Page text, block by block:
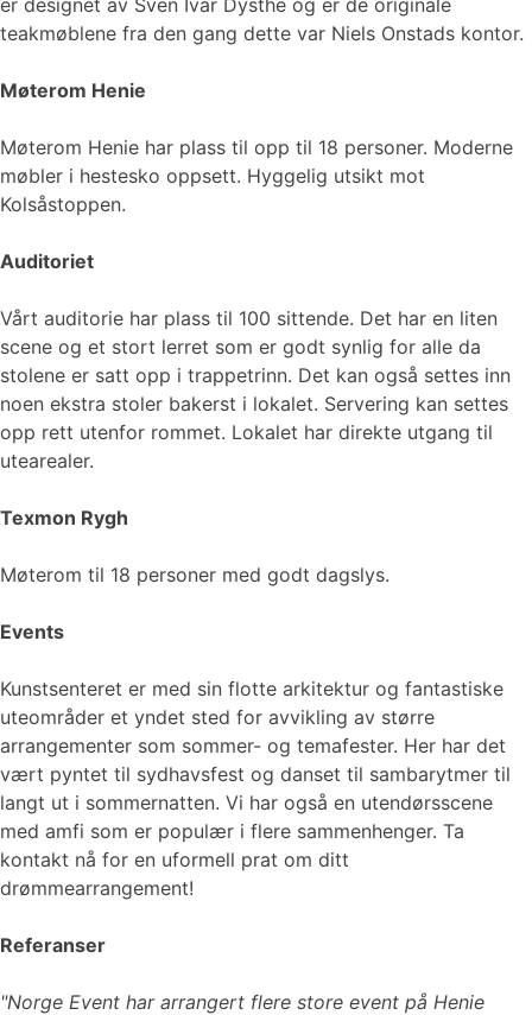
teakmøblene fra den gang dette var Niels Onstads kontor.
Møterom Henie
Møterom Henie har plass til opp til 18 personer. Moderne
møbler i hestesko oppsett. Hyggelig utsikt mot
Kolsåstoppen.
Auditoriet
Vårt auditorie har plass til 100 sittende. Det har en liten
scene og et stort lerret som er godt synlig for alle da
stolene er satt opp i trappetrinn. Det kan også settes inn
noen ekstra stoler bakerst i lokalet. Servering kan settes
opp rett utenfor rommet. Lokalet har direkte utgang til
utearealer.
Texmon Rygh
Møterom til 18 personer med godt dagslys.
Events
Kunstsenteret er med sin flotte arkitektur og fantastiske
uteområder et yndet sted for avvikling av større
arrangementer som sommer- og temafester. Her har det
vært pyntet til sydhavsfest og danset til sambarytmer til
langt ut i sommernatten. Vi har også en utendørsscene
med amfi som er populær i flere sammenhenger. Ta
kontakt nå for en uformell prat om ditt
drømmearrangement!
Referanser
"Norge Event har arrangert flere store event på Henie